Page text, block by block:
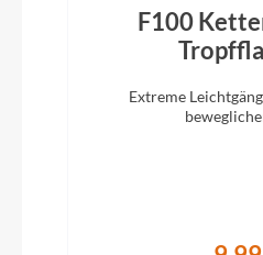
F100
Extreme